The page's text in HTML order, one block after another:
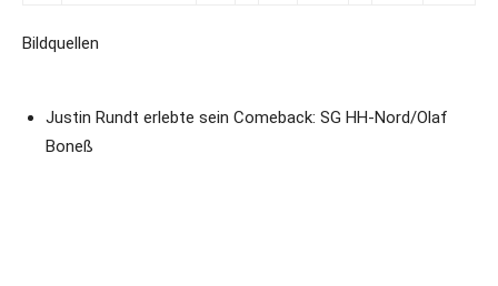
Bildquellen
Justin Rundt erlebte sein Comeback: SG HH-Nord/Olaf
Boneß